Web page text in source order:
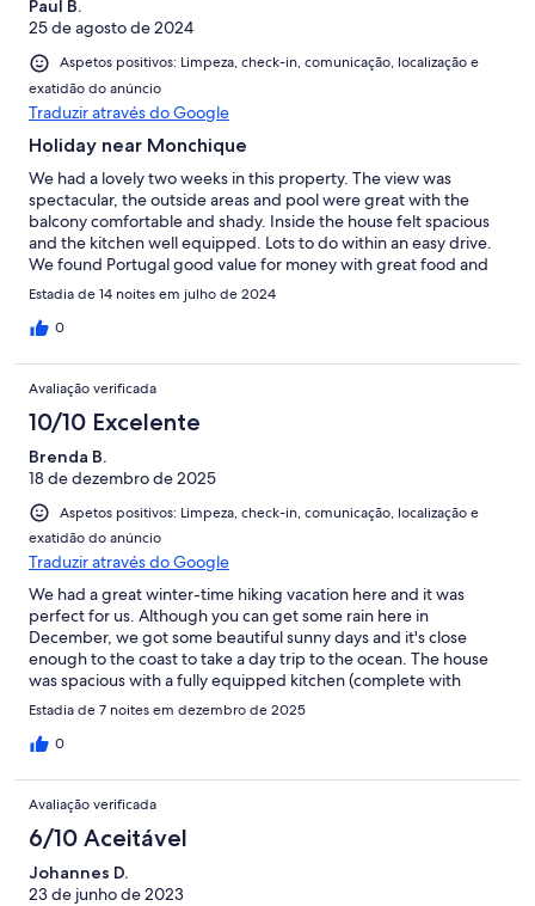
Paul B.
25 de agosto de 2024
Aspetos positivos: Limpeza, check-in, comunicação, localização e
exatidão do anúncio
Traduzir através do Google
Holiday near Monchique
We had a lovely two weeks in this property. The view was
spectacular, the outside areas and pool were great with the
balcony comfortable and shady. Inside the house felt spacious
and the kitchen well equipped. Lots to do within an easy drive.
We found Portugal good value for money with great food and
friendly people, we will return.
Estadia de 14 noites em julho de 2024
0
Avaliação verificada
10/10 Excelente
Brenda B.
18 de dezembro de 2025
Aspetos positivos: Limpeza, check-in, comunicação, localização e
exatidão do anúncio
Traduzir através do Google
We had a great winter-time hiking vacation here and it was
perfect for us. Although you can get some rain here in
December, we got some beautiful sunny days and it's close
enough to the coast to take a day trip to the ocean. The house
was spacious with a fully equipped kitchen (complete with
dishwasher and clothes washer). Heat in the winter is via a main
heaters in each bedroom. With the warm quilts on each bed, it
surrounded by beautiful cork forests. As with anything in this
area, expect twisty narrow roads... But in December at least we
rarely passed anyone else on the road. The house would really
shine in the summer though as that pool and outdoor dining
spot looked great and has a jaw-dropping view!
Estadia de 7 noites em dezembro de 2025
0
Avaliação verificada
6/10 Aceitável
Johannes D.
23 de junho de 2023